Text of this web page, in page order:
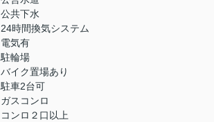
公共下水
24時間換気システム
電気有
駐輪場
バイク置場あり
駐車2台可
ガスコンロ
コンロ２口以上